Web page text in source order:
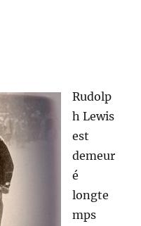
Rudolp
h Lewis
est
demeur
é
longte
mps